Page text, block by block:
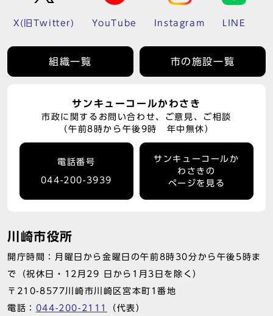
X(旧Twitter) YouTube Instagram LINE
組織一覧 市の施設一覧
サンキューコールかわさき
市政に関するお問い合わせ、ご意見、ご相談
（午前8時から午後9時 年中無休）
電話番号
044-200-3939
サンキューコールか
わさきの
ページを見る
川崎市役所
開庁時間：月曜日から金曜日の午前8時30分から午後5時ま
で（祝休日・12月29 日から1月3日を除く）
〒210-8577川崎市川崎区宮本町1番地
電話： 044-200-2111 （代表）